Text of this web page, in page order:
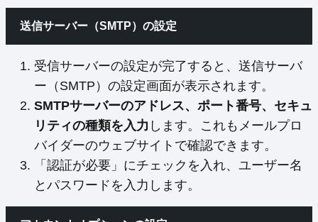
送信サーバー（SMTP）の設定
受信サーバーの設定が完了すると、送信サーバ
ー（SMTP）の設定画面が表示されます。
SMTPサーバーのアドレス、ポート番号、セキュ
リティの種類を入力 します。これもメールプロ
バイダーのウェブサイトで確認できます。
「認証が必要」にチェックを入れ、ユーザー名
とパスワードを入力します。